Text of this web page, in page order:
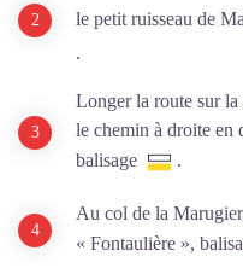
le petit ruisseau de
.
Longer la route sur
le chemin à droite en
balisage
.
Au col de la
« Fontaulière »,